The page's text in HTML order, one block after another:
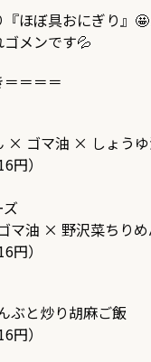
ほぼ具おにぎり』
メンです💦
＝＝＝
× ゴマ油 × しょうゆ
）
マ油 × 野沢菜ちりめ
）
と炒り胡麻ご飯
）